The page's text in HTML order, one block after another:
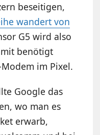
beseitigen,
wandert von
G5 wird also
benötigt
im Pixel.
Google das
wo man es
erwarb,